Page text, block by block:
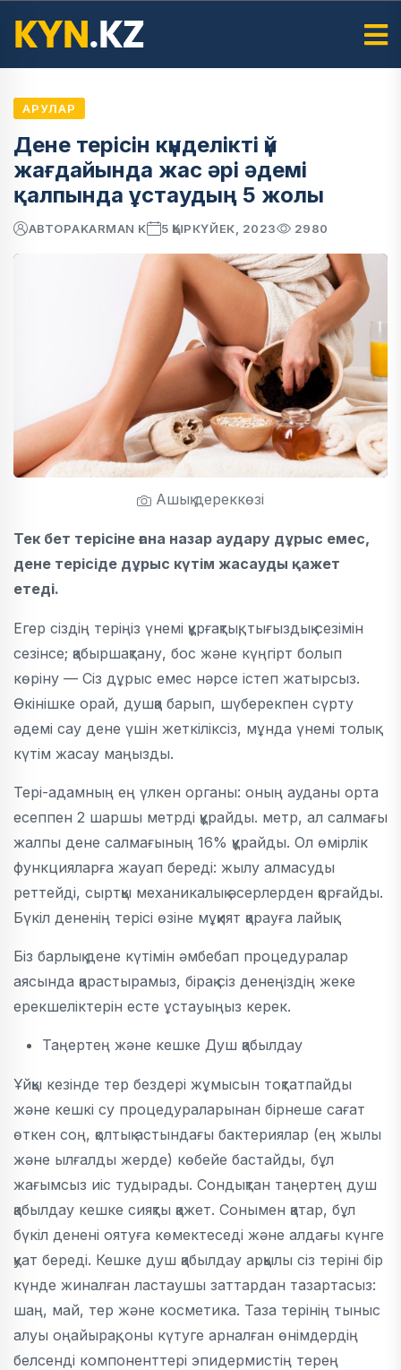
АРУЛАР
Дене терісін күнделікті үй
жағдайында жас әрі әдемі
қалпында ұстаудың 5 жолы
АВТОРAKARMAN K 5 ҚЫРКҮЙЕК, 2023 2980
Ашық дереккөзі
Тек бет терісіне ғана назар аудару дұрыс емес,
дене терісіде дұрыс күтім жасауды қажет
етеді.
Егер сіздің теріңіз үнемі құрғақтық, тығыздық сезімін
сезінсе; қабыршақтану, бос және күңгірт болып
көріну — Сіз дұрыс емес нәрсе істеп жатырсыз.
Өкінішке орай, душқа барып, шүберекпен сүрту
әдемі сау дене үшін жеткіліксіз, мұнда үнемі толық
күтім жасау маңызды.
Тері-адамның ең үлкен органы: оның ауданы орта
есеппен 2 шаршы метрді құрайды. метр, ал салмағы
жалпы дене салмағының 16% құрайды. Ол өмірлік
функцияларға жауап береді: жылу алмасуды
реттейді, сыртқы механикалық әсерлерден қорғайды.
Бүкіл дененің терісі өзіне мұқият қарауға лайық.
Біз барлық дене күтімін әмбебап процедуралар
аясында қарастырамыз, бірақ сіз денеңіздің жеке
ерекшеліктерін есте ұстауыңыз керек.
Таңертең және кешке Душ қабылдау
Ұйқы кезінде тер бездері жұмысын тоқтатпайды
және кешкі су процедураларынан бірнеше сағат
өткен соң, қолтық астындағы бактериялар (ең жылы
және ылғалды жерде) көбейе бастайды, бұл
жағымсыз иіс тудырады. Сондықтан таңертең душ
қабылдау кешке сияқты қажет. Сонымен қатар, бұл
бүкіл денені оятуға көмектеседі және алдағы күнге
қуат береді. Кешке душ қабылдау арқылы сіз теріні бір
күнде жиналған ластаушы заттардан тазартасыз:
шаң, май, тер және косметика. Таза терінің тыныс
алуы оңайырақ, оны күтуге арналған өнімдердің
белсенді компоненттері эпидермистің терең